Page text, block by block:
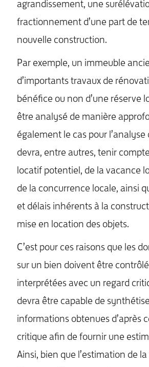
agrandissement, une
fractionnement d’une part de
nouvelle construction.
Par exemple, un immeuble
d’importants travaux de
bénéfice ou non d’une réserve
être analysé de manière
également le cas pour l’analyse
devra, entre autres, tenir
locatif potentiel, de la vacance
de la concurrence locale, ainsi
et délais inhérents à la
mise en location des objets.
C’est pour ces raisons que les
sur un bien doivent être
interprétées avec un regard
devra être capable de
informations obtenues d’après
critique afin de fournir une
Ainsi, bien que l’estimation de la